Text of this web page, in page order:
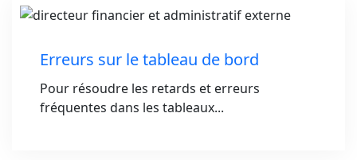
Erreurs sur le tableau de bord
Pour résoudre les retards et erreurs
fréquentes dans les tableaux...